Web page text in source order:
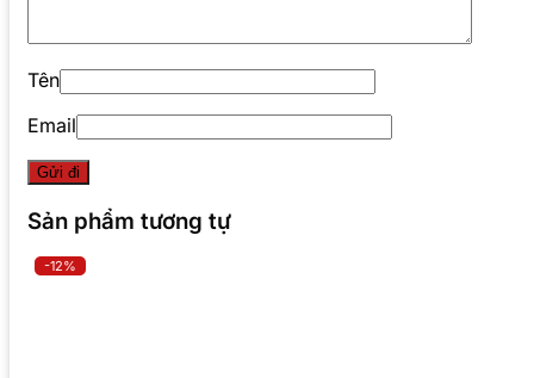
Tên
Email
Sản phẩm tương tự
-12%